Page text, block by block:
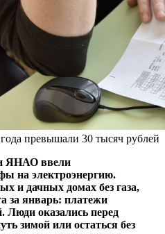
превышали 30 тысяч рублей
ЯНАО ввели
на электроэнергию.
и дачных домах без газа,
за январь: платежи
Люди оказались перед
зимой или остаться без